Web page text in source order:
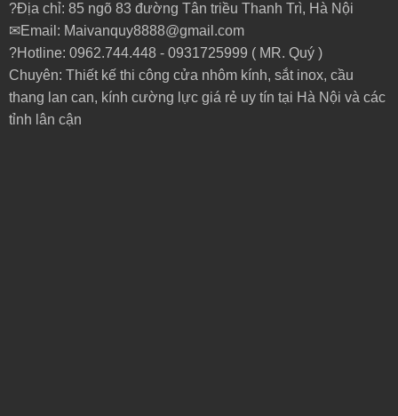
?Địa chỉ: 85 ngõ 83 đường Tân triều Thanh Trì, Hà Nội
✉Email: Maivanquy8888@gmail.com
?Hotline: 0962.744.448 - 0931725999 ( MR. Quý )
Chuyên: Thiết kế thi công cửa nhôm kính, sắt inox, cầu
thang lan can, kính cường lực giá rẻ uy tín tại Hà Nội và các
tỉnh lân cận